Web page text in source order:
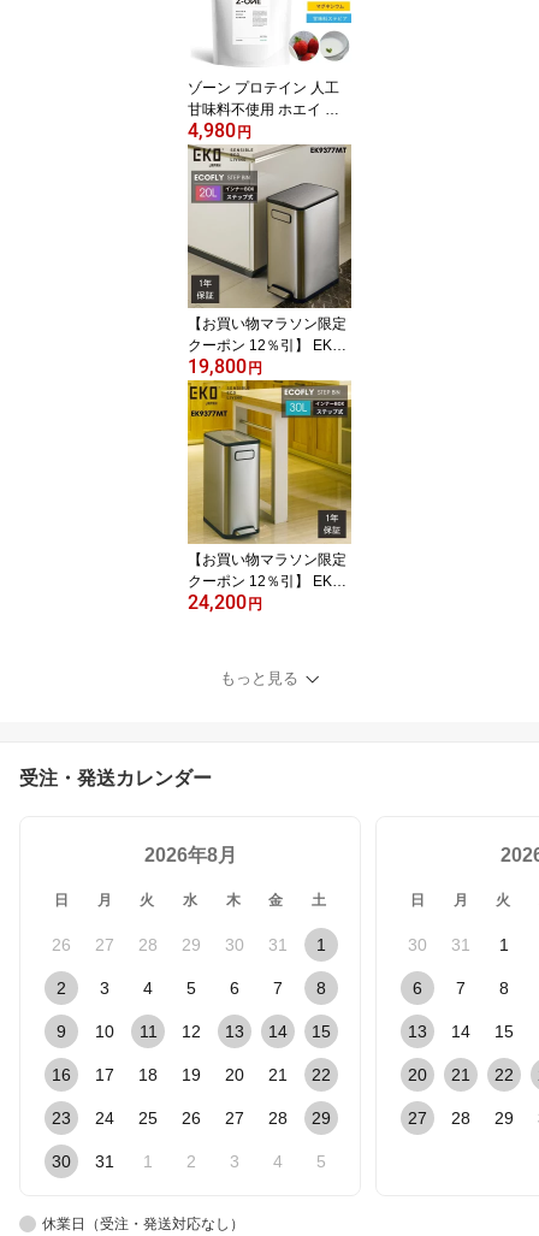
ゾーン プロテイン 人工
甘味料不使用 ホエイ ヨ
ーグルト ストロベリー 7
50g ZONE PROTEIN ア
スリート 男性 女性 成人
ジュニア
4,980円
【お買い物マラソン限定
クーポン 12％引】 EKO
ゴミ箱 20L 20リットル E
K9377 ペダル 足踏み 大
容量 スリム ステンレス
縦型 縦 両開き ふた付き
エコフライ ステップビン
おしゃれ ダストボックス
19,800円
【お買い物マラソン限定
クーポン 12％引】 EKO
ゴミ箱 30L 30リットル E
縦型 縦 ワイド ふた付き
エコフライ ステップビン
24,200円
もっと見る
受注・発送カレンダー
2026年8月
日 月 火 水 木 金 土
26 27 28 29 30 31 1
2 3 4 5 6 7 8
9 10 11 12 13 14 15
16 17 18 19 20 21 22
23 24 25 26 27 28 29
30 31 1 2 3 4 5
日 月 火
30 31 1
6 7 8
13 14 15
20 21 22
27 28 29
休業日（受注・発送対応なし）